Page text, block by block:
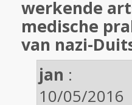
werkende
medische
van nazi-
jan :
10/05/2016